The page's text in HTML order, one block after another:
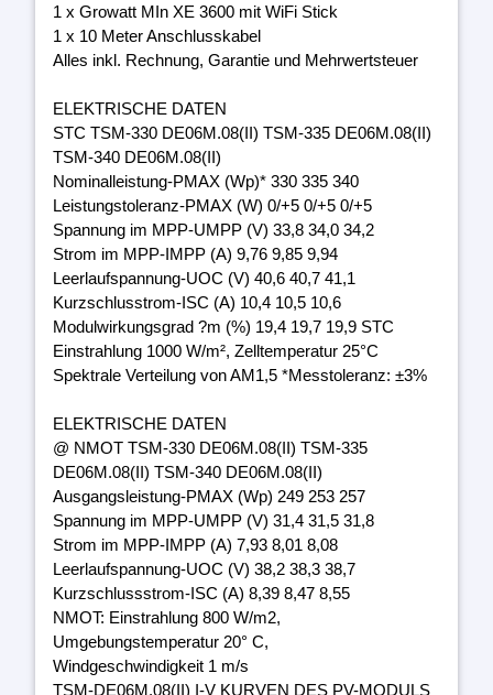
1 x Growatt MIn XE 3600 mit WiFi Stick
1 x 10 Meter Anschlusskabel
Alles inkl. Rechnung, Garantie und Mehrwertsteuer
ELEKTRISCHE DATEN
STC TSM-330 DE06M.08(II) TSM-335 DE06M.08(II)
TSM-340 DE06M.08(II)
Nominalleistung-PMAX (Wp)* 330 335 340
Leistungstoleranz-PMAX (W) 0/+5 0/+5 0/+5
Spannung im MPP-UMPP (V) 33,8 34,0 34,2
Strom im MPP-IMPP (A) 9,76 9,85 9,94
Leerlaufspannung-UOC (V) 40,6 40,7 41,1
Kurzschlusstrom-ISC (A) 10,4 10,5 10,6
Modulwirkungsgrad ?m (%) 19,4 19,7 19,9 STC
Einstrahlung 1000 W/m², Zelltemperatur 25°C
Spektrale Verteilung von AM1,5 *Messtoleranz: ±3%
ELEKTRISCHE DATEN
@ NMOT TSM-330 DE06M.08(II) TSM-335
DE06M.08(II) TSM-340 DE06M.08(II)
Ausgangsleistung-PMAX (Wp) 249 253 257
Spannung im MPP-UMPP (V) 31,4 31,5 31,8
Strom im MPP-IMPP (A) 7,93 8,01 8,08
Leerlaufspannung-UOC (V) 38,2 38,3 38,7
Kurzschlussstrom-ISC (A) 8,39 8,47 8,55
NMOT: Einstrahlung 800 W/m2,
Umgebungstemperatur 20° C,
Windgeschwindigkeit 1 m/s
TSM-DE06M.08(II) I-V KURVEN DES PV-MODULS